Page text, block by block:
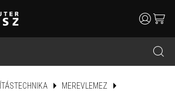
search
usercart
MEREVLEMEZ